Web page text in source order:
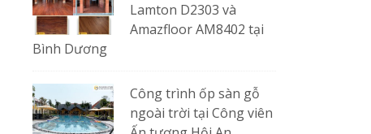
Lamton D2303 và
Amazfloor AM8402 tại
Bình Dương
Công trình ốp sàn gỗ
ngoài trời tại Công viên